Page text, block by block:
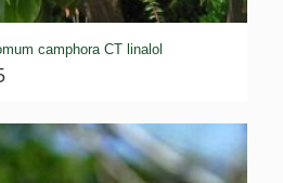
camphora CT linalol
Plage
$12.80
à
$60.85